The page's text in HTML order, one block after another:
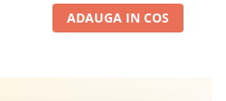
Neoplan Euroliner,
Starliner,Centroliner,
ADAUGA IN COS